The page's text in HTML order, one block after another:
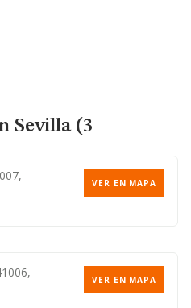
Sevilla (3
VER EN MAPA
VER EN MAPA